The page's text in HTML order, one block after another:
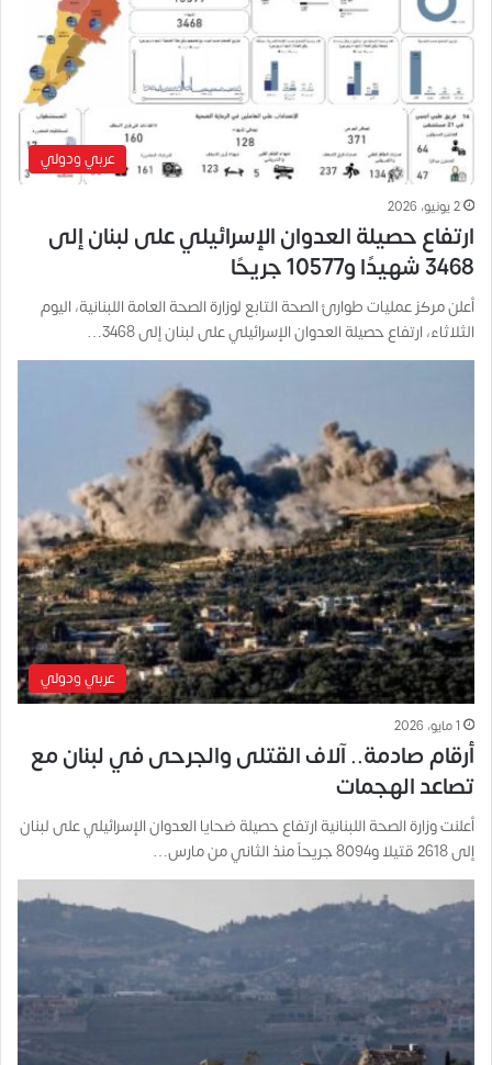
عربي ودولي
2 يونيو، 2026
ارتفاع حصيلة العدوان الإسرائيلي على لبنان إلى
3468 شهيدًا و10577 جريحًا
أعلن مركز عمليات طوارئ الصحة التابع لوزارة الصحة العامة اللبنانية، اليوم
الثلاثاء، ارتفاع حصيلة العدوان الإسرائيلي على لبنان إلى 3468…
عربي ودولي
1 مايو، 2026
أرقام صادمة.. آلاف القتلى والجرحى في لبنان مع
تصاعد الهجمات
أعلنت وزارة الصحة اللبنانية ارتفاع حصيلة ضحايا العدوان الإسرائيلي على لبنان
إلى 2618 قتيلا و8094 جريحاً منذ الثاني من مارس…